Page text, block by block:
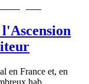
en France et, en
hab...